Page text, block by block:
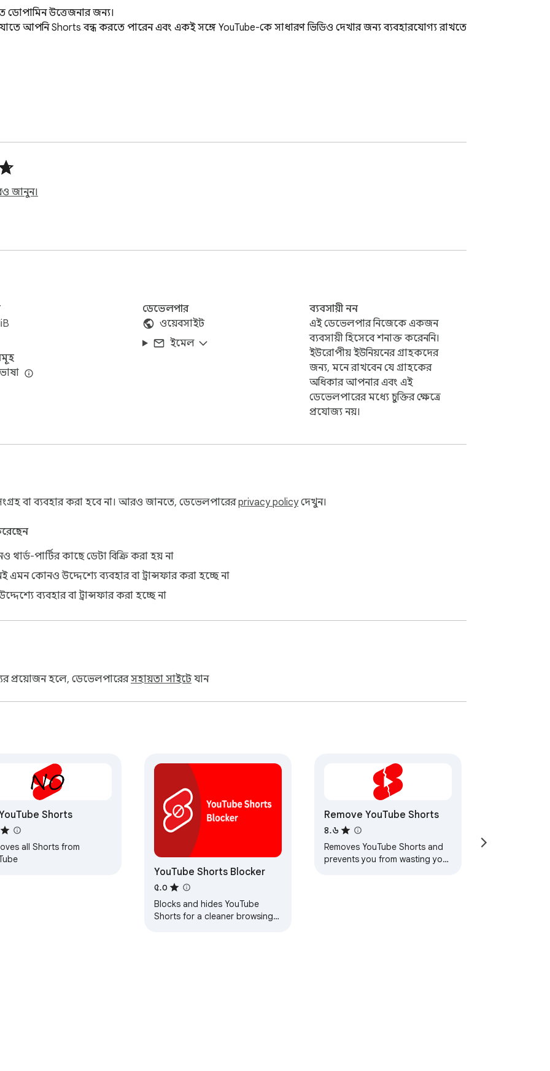
ডোপামিন উত্তেজনার জন্য।
আপনি Shorts বন্ধ করতে পারেন এবং একই সঙ্গে YouTube-কে সাধারণ ভিডিও দেখার জন্য ব্যবহারযোগ্য রাখতে
নেই।
পছন্দ করেন
করেন
করে — অন্তহীন স্ক্রলিং ছাড়াই।
জানুন।
ডেভেলপার
ওয়েবসাইট
ইমেল
ব্যবসায়ী নন
এই ডেভেলপার নিজেকে একজন
ব্যবসায়ী হিসেবে শনাক্ত করেননি।
ইউরোপীয় ইউনিয়নের গ্রাহকদের
জন্য, মনে রাখবেন যে গ্রাহকের
অধিকার আপনার এবং এই
ডেভেলপারের মধ্যে চুক্তির ক্ষেত্রে
প্রযোজ্য নয়।
বা ব্যবহার করা হবে না। আরও জানতে, ডেভেলপারেরprivacy policyদেখুন।
থার্ড-পার্টির কাছে ডেটা বিক্রি করা হয় না
কোনও উদ্দেশ্যে ব্যবহার বা ট্রান্সফার করা হচ্ছে না
ব্যবহার বা ট্রান্সফার করা হচ্ছে না
প্রয়োজন হলে, ডেভেলপারেরসহায়তা সাইটেযান
Shorts
all Shorts from
YouTube Shorts Blocker
৫.০
Blocks and hides YouTube
Shorts for a cleaner browsing
Remove YouTube Shorts
৪.৬
Removes YouTube Shorts and
prevents you from wasting your